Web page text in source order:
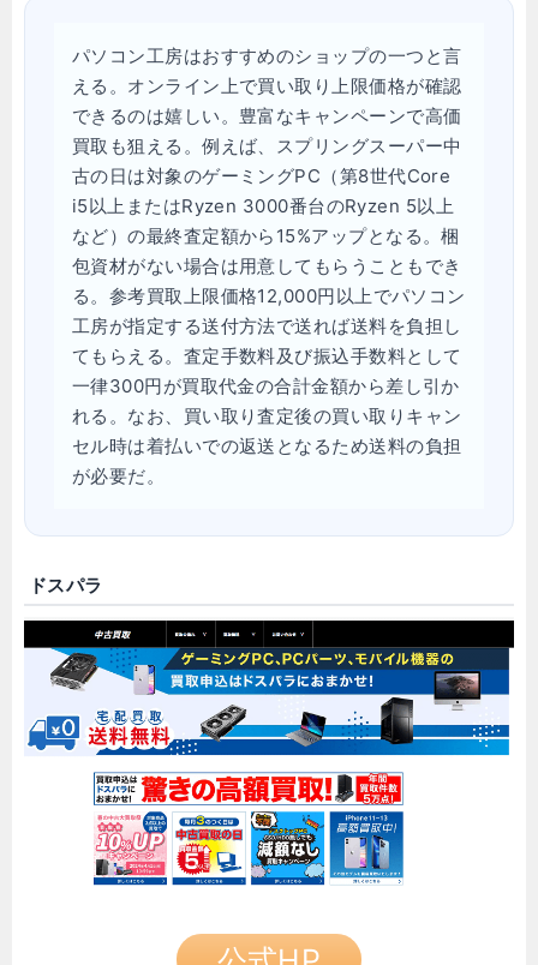
パソコン工房はおすすめのショップの一つと言
える。オンライン上で買い取り上限価格が確認
できるのは嬉しい。豊富なキャンペーンで高価
買取も狙える。例えば、スプリングスーパー中
古の日は対象のゲーミングPC（第8世代Core
i5以上またはRyzen 3000番台のRyzen 5以上
など）の最終査定額から15%アップとなる。梱
包資材がない場合は用意してもらうこともでき
る。参考買取上限価格12,000円以上でパソコン
工房が指定する送付方法で送れば送料を負担し
てもらえる。査定手数料及び振込手数料として
一律300円が買取代金の合計金額から差し引か
れる。なお、買い取り査定後の買い取りキャン
セル時は着払いでの返送となるため送料の負担
が必要だ。
ドスパラ